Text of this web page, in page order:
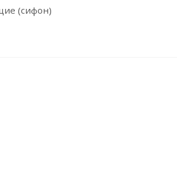
(сифон)